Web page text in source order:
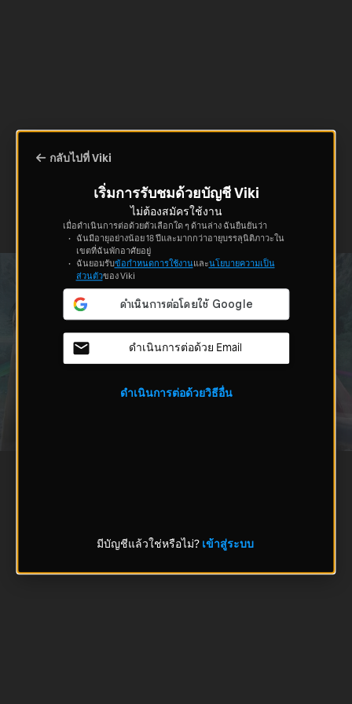
กลับไปที่ Viki
เริ่มการรับชมด้วยบัญชี Viki
ไม่ต้องสมัครใช้งาน
เมื่อดำเนินการต่อด้วยตัวเลือกใด ๆ ด้านล่าง ฉันยืนยันว่า
ฉันมีอายุอย่างน้อย 18 ปีและมากกว่าอายุบรรลุนิติภาวะใน
เขตที่ฉันพักอาศัยอยู่
ฉันยอมรับข้อกำหนดการใช้งานและนโยบายความเป็น
ส่วนตัวของ Viki
ดำเนินการต่อด้วย Email
ดำเนินการต่อด้วยวิธีอื่น
มีบัญชีแล้วใช่หรือไม่? เข้าสู่ระบบ